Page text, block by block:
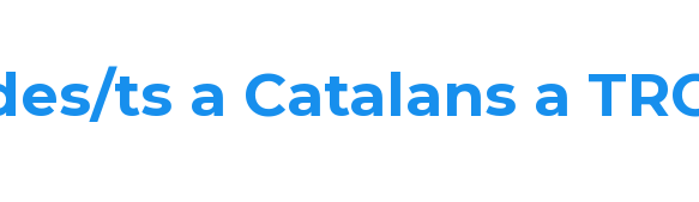
ts a Catalans a